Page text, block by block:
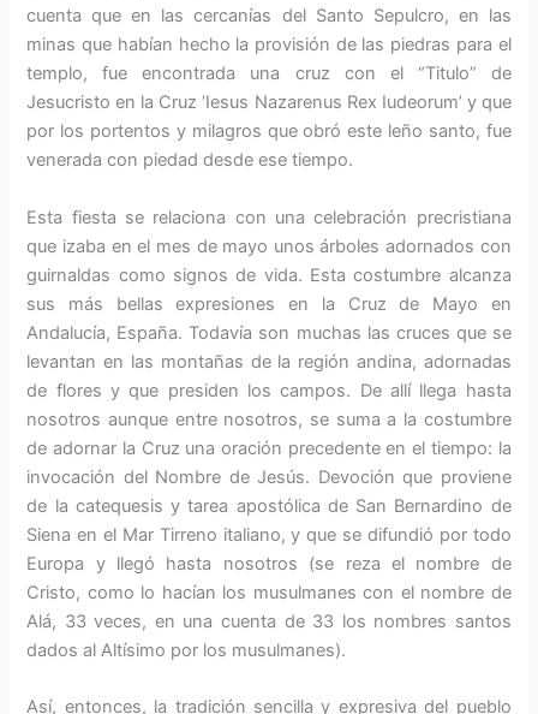
cuenta que en las cercanías del Santo Sepulcro, en las
minas que habían hecho la provisión de las pie­dras para el
templo, fue encontrada una cruz con el “Titulo” de
Jesucris­to en la Cruz ‘Iesus Nazarenus Rex Iudeorum’ y que
por los portentos y milagros que obró este leño santo, fue
venerada con piedad desde ese tiempo.
Esta fiesta se relaciona con una cele­bración precristiana
que izaba en el mes de mayo unos árboles adornados con
guirnaldas como signos de vida. Esta costumbre alcanza
sus más be­llas expresiones en la Cruz de Mayo en
Andalucía, España. Todavía son muchas las cruces que se
levantan en las montañas de la región andina, adornadas
de flores y que presiden los campos. De allí llega hasta
noso­tros aunque entre nosotros, se suma a la costumbre
de adornar la Cruz una oración precedente en el tiempo: la
invocación del Nombre de Jesús. Devoción que proviene
de la cate­quesis y tarea apostólica de San Bernardino de
Siena en el Mar Tirreno italiano, y que se difundió por todo
Europa y llegó hasta noso­tros (se reza el nombre de
Cristo, como lo hacían los musulmanes con el nom­bre de
Alá, 33 veces, en una cuenta de 33 los nom­bres santos
dados al Altísi­mo por los musulmanes).
Así, entonces, la tradición sencilla y expresiva del pueblo